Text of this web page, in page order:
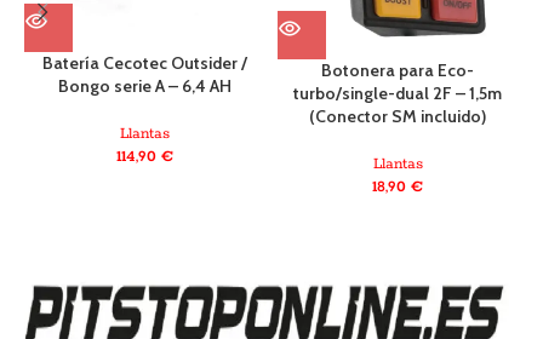
Batería Cecotec Outsider /
Bongo serie A – 6,4 AH
Llantas
114,90 €
Botonera para Eco-
turbo/single-dual 2F – 1,5m
(Conector SM incluido)
Llantas
18,90€